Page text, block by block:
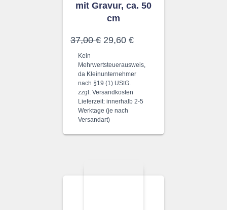
mit Gravur, ca. 50
cm
37,00€ Ursprünglicher
war:
37,00 €
29,60 €Aktueller
ist:
29,60 €.
Kein
Mehrwertsteuerausweis,
da Kleinunternehmer
nach §19 (1) UStG.
zzgl. Versandkosten
Lieferzeit: innerhalb 2-5
Werktage (je nach
Versandart)